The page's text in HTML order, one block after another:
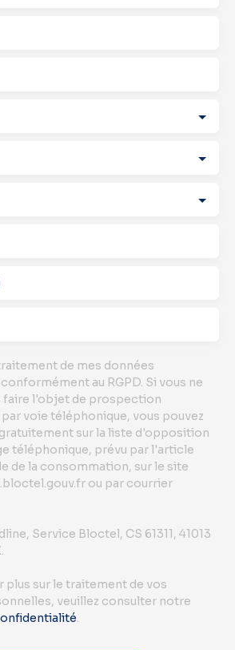
de mes données
au RGPD. Si vous ne
faire l'objet de prospection
voie téléphonique, vous pouvez
sur la liste d'opposition
téléphonique, prévu par l'article
de la consommation, sur le site
ou par courrier
Service Bloctel, CS 61311, 41013
plus sur le traitement de vos
veuillez consulter notre
.